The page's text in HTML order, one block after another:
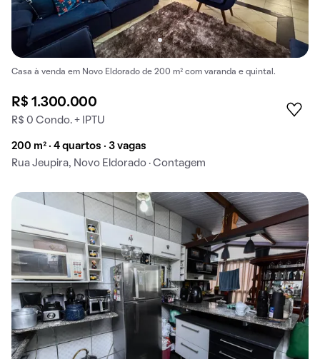
Casa à venda em Novo Eldorado de 200 m² com varanda e quintal.
R$ 1.300.000
R$ 0 Condo. + IPTU
200 m² · 4 quartos · 3 vagas
Rua Jeupira, Novo Eldorado · Contagem